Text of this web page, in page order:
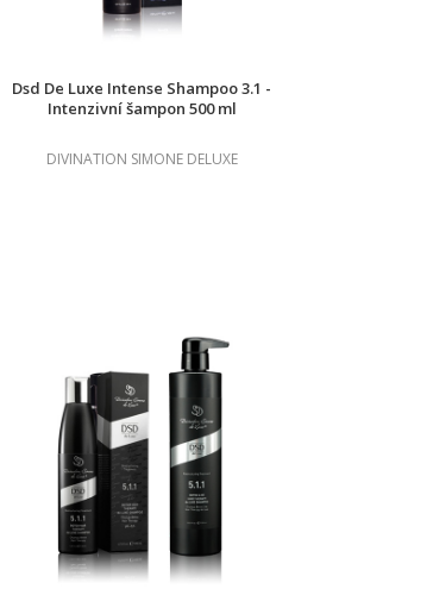
Dsd De Luxe Intense Shampoo 3.1 -
Intenzivní šampon 500 ml
DIVINATION SIMONE DELUXE